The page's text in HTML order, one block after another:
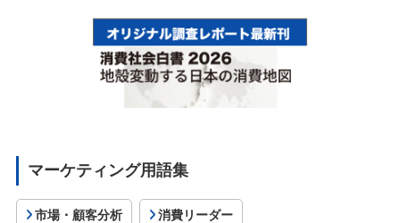
マーケティング用語集
市場・顧客分析 消費リーダー